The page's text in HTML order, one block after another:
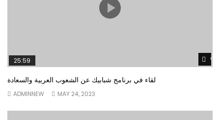
25:59
لقاء في برنامج شبابيك عن الشعوب العربية والسعادة
ADMINNEW MAY 24, 2023